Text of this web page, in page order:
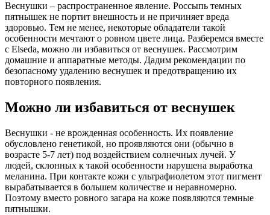
Веснушки – распространенное явление. Россыпь темных
пятнышек не портит внешность и не причиняет вреда
здоровью. Тем не менее, некоторые обладатели такой
особенности мечтают о ровном цвете лица. Разберемся вместе
с Elseda, можно ли избавиться от веснушек. Рассмотрим
домашние и аппаратные методы. Дадим рекомендации по
безопасному удалению веснушек и предотвращению их
повторного появления.
Можно ли избавиться от веснушек
Веснушки - не врожденная особенность. Их появление
обусловлено генетикой, но проявляются они (обычно в
возрасте 5-7 лет) под воздействием солнечных лучей. У
людей, склонных к такой особенности нарушена выработка
меланина. При контакте кожи с ультрафиолетом этот пигмент
вырабатывается в большем количестве и неравномерно.
Поэтому вместо ровного загара на коже появляются темные
пятнышки.